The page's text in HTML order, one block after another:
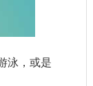
泳，或是